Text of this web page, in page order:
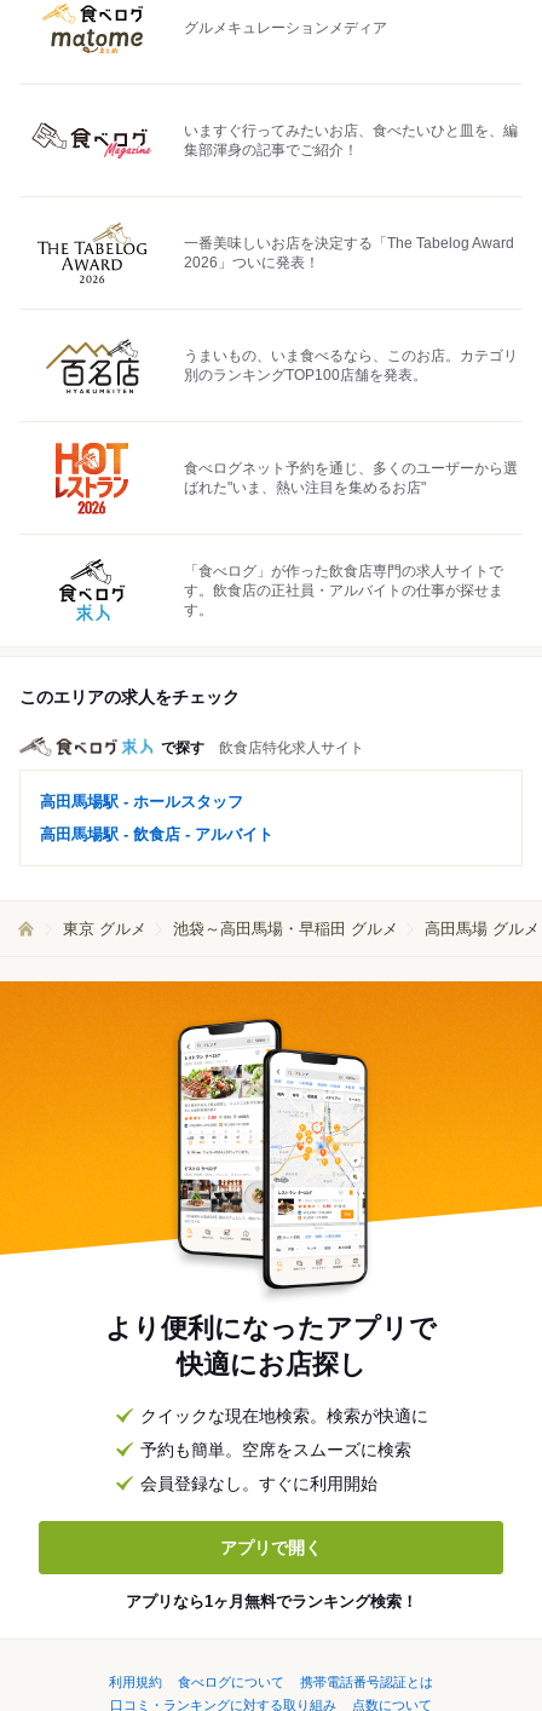
グルメキュレーションメディア
いますぐ行ってみたいお店、食べたいひと皿を、編
集部渾身の記事でご紹介！
一番美味しいお店を決定する「The Tabelog Award
2026」ついに発表！
うまいもの、いま食べるなら、このお店。カテゴリ
別のランキングTOP100店舗を発表。
食べログネット予約を通じ、多くのユーザーから選
ばれた"いま、熱い注目を集めるお店"
「食べログ」が作った飲食店専門の求人サイトで
す。飲食店の正社員・アルバイトの仕事が探せま
す。
このエリアの求人をチェック
で探す 飲食店特化求人サイト
高田馬場駅 - ホールスタッフ
高田馬場駅 - 飲食店 - アルバイト
東京 グルメ 池袋～高田馬場・早稲田 グルメ 高田馬場 グルメ
より便利になったアプリで
快適にお店探し
クイックな現在地検索。検索が快適に
予約も簡単。空席をスムーズに検索
会員登録なし。すぐに利用開始
アプリで開く
アプリなら1ヶ月無料でランキング検索！
利用規約 食べログについて
携帯電話番号認証とは
口コミ・ランキングに対する取り組み
点数について